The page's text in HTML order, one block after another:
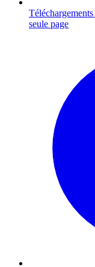
Téléchargements
seule page